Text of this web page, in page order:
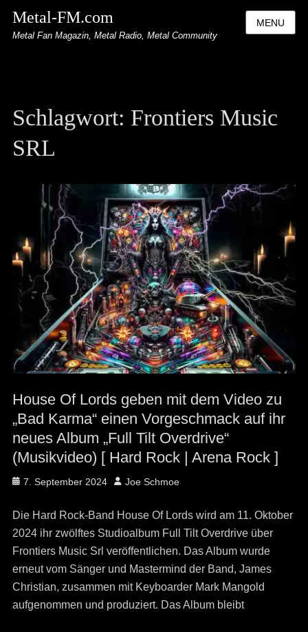
Metal-FM.com
Metal Fan Magazin, Metal Radio, Metal Community
MENU
Schlagwort: Frontiers Music
SRL
House Of Lords geben mit dem Video zu
„Bad Karma“ einen Vorgeschmack auf ihr
neues Album „Full Tilt Overdrive“
(Musikvideo) [ Hard Rock | Arena Rock ]
Posted
7. September 2024 Author
Joe Schmoe
Die Hard Rock-Band House Of Lords wird am 11. Oktober
2024 ihr zwölftes Studioalbum Full Tilt Overdrive über
Frontiers Music Srl veröffentlichen. Das Album wurde
erneut vom Sänger und Mastermind der Band, James
Christian, zusammen mit Keyboarder Mark Mangold
aufgenommen und produziert. Das Album bleibt